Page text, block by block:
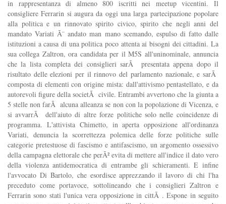
in rappresentanza di almeno 800 iscritti nei meetup vicentini. Il
consigliere Ferrarin si augura da oggi una larga partecipazione popolare
alla politica e un rinnovato spirito civico, spirito che negli anni del
mandato Variati Ã¨ andato man mano scemando, espulso di fatto dalle
istituzioni a causa di una politica poco attenta ai bisogni dei cittadini. La
sua collega Zaltron, ora candidata per il M5S all'uninominale, annuncia
che la lista completa dei consiglieri sarÃ presentata appena dopo il
risultato delle elezioni per il rinnovo del parlamento nazionale, e sarÃ
composta di elementi con origine mista: dall'attivismo pentastellato, e da
autorevoli figure della societÃ civile. Entrambi avvertono che la giunta a
5 stelle non farÃ alcuna alleanza se non con la popolazione di Vicenza, e
si avvarrÃ dell'aiuto di altre forze politiche solo nelle coincidenze di
programma. L'attivista Chimetto, in aperta opposizione all'ordinanza
Variati, denuncia la scorrettezza polemica delle forze politiche sulle
categorie pretestuose di fascismo e antifascismo, un argomento ossessivo
della campagna elettorale che perÃ² evita di mettere all'indice il dato vero
della violenza antidemocratica di entrambe gli schieramenti. E infine
l'avvocato Di Bartolo, che esordisce apprezzando il lavoro di chi l'ha
preceduto come portavoce, sottolineando che i consiglieri Zaltron e
Ferrarin sono stati l'unica vera opposizione in cittÃ . Espone in seguito